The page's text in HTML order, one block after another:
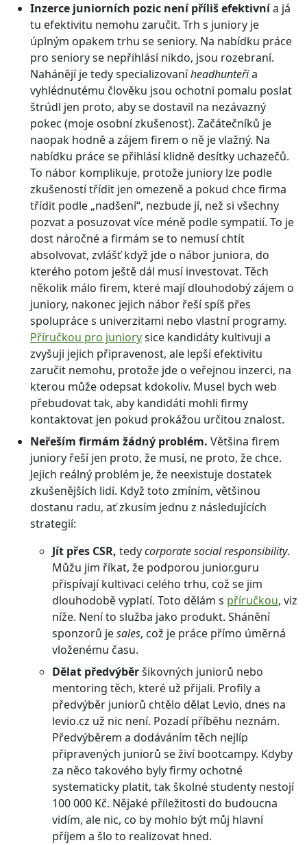
Inzerce juniorních pozic není příliš efektivnía já
tu efektivitu nemohu zaručit. Trh s juniory je
úplným opakem trhu se seniory. Na nabídku práce
pro seniory se nepřihlásí nikdo, jsou rozebraní.
Nahánějí je tedy specializovaníheadhunteřia
vyhlédnutému člověku jsou ochotni pomalu poslat
štrúdl jen proto, aby se dostavil na nezávazný
pokec (moje osobní zkušenost). Začátečníků je
naopak hodně a zájem firem o ně je vlažný. Na
nabídku práce se přihlásí klidně desítky uchazečů.
To nábor komplikuje, protože juniory lze podle
zkušeností třídit jen omezeně a pokud chce firma
třídit podle „nadšení“, nezbude jí, než si všechny
pozvat a posuzovat více méně podle sympatií. To je
dost náročné a firmám se to nemusí chtít
absolvovat, zvlášť když jde o nábor juniora, do
kterého potom ještě dál musí investovat. Těch
několik málo firem, které mají dlouhodobý zájem o
juniory, nakonec jejich nábor řeší spíš přes
spolupráce s univerzitami nebo vlastní programy.
Příručkou pro juniorysice kandidáty kultivuji a
zvyšuji jejich připravenost, ale lepší efektivitu
zaručit nemohu, protože jde o veřejnou inzerci, na
kterou může odepsat kdokoliv. Musel bych web
přebudovat tak, aby kandidáti mohli firmy
kontaktovat jen pokud prokážou určitou znalost.
Neřeším firmám žádný problém. Většina firem
juniory řeší jen proto, že musí, ne proto, že chce.
Jejich reálný problém je, že neexistuje dostatek
zkušenějších lidí. Když toto zmíním, většinou
dostanu radu, ať zkusím jednu z následujících
strategií:
Jít přes CSR, tedycorporate social responsibility.
Můžu jim říkat, že podporou junior.guru
přispívají kultivaci celého trhu, což se jim
dlouhodobě vyplatí. Toto dělám s příručkou, viz
níže. Není to služba jako produkt. Shánění
sponzorů jesales, což je práce přímo úměrná
vloženému času.
Dělat předvýběršikovných juniorů nebo
mentoring těch, které už přijali. Profily a
předvýběr juniorů chtělo dělat Levio, dnes na
levio.cz už nic není. Pozadí příběhu neznám.
Předvýběrem a dodáváním těch nejlíp
připravených juniorů se živí bootcampy. Kdyby
za něco takového byly firmy ochotné
systematicky platit, tak školné studenty nestojí
100 000 Kč. Nějaké příležitosti do budoucna
vidím, ale nic, co by mohlo být můj hlavní
příjem a šlo to realizovat hned.